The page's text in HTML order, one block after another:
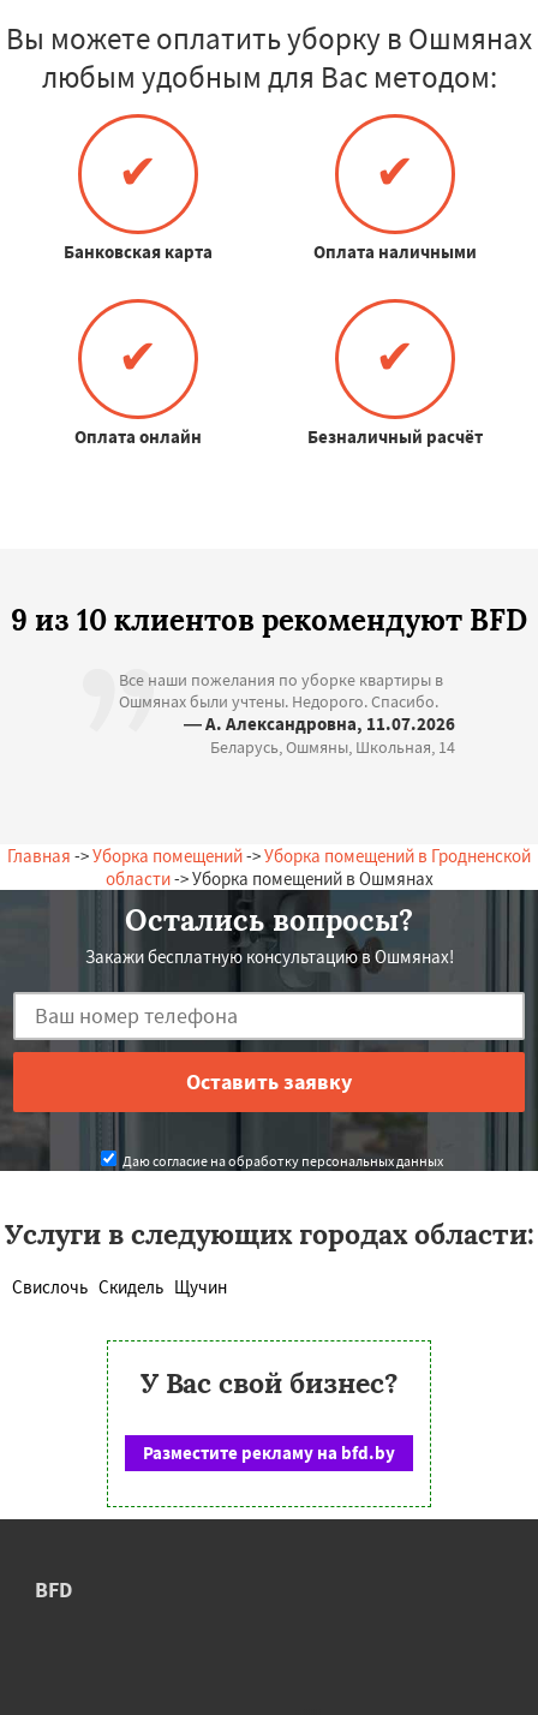
Вы можете оплатить уборку в Ошмянах
любым удобным для Вас методом:
✔
Банковская карта
✔
Оплата наличными
✔
Оплата онлайн
✔
Безналичный расчёт
9 из 10 клиентов рекомендуют BFD
Все наши пожелания по уборке квартиры в
Ошмянах были учтены. Недорого. Спасибо.
— А. Александровна, 11.07.2026
Беларусь, Ошмяны, Школьная, 14
Главная ->Уборка помещений->Уборка помещений в Гродненской
области-> Уборка помещений в Ошмянах
Остались вопросы?
Закажи бесплатную консультацию в Ошмянах!
Даю согласие на обработку персональных данных
Услуги в следующих городах области:
Свислочь Скидель Щучин
У Вас свой бизнес?
Разместите рекламу на bfd.by
BFD